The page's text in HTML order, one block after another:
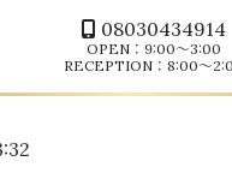
08030434914
OPEN：9:00～3:00
RECEPTION：8:00～